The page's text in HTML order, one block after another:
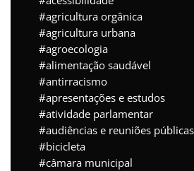
agricultura orgânica
agricultura urbana
agroecologia
alimentação saudável
antirracismo
apresentações e estudos
atividade parlamentar
audiências e reuniões públicas
bicicleta
câmara municipal